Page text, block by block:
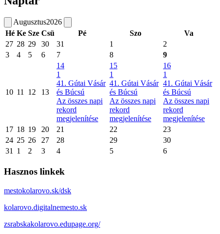
Augusztus2026
Hé Ke Sze Csü Pé Szo
Va
27 28 29 30 31 1
2
3
4 5 6 7 8 9
10 11 12 13
14
1
41. Gútai Vásár
és Búcsú
Az összes napi
rekord
megjelenítése
15
1
41. Gútai Vásár
és Búcsú
Az összes napi
rekord
megjelenítése
16
1
41. Gútai Vásár
és Búcsú
Az összes napi
rekord
megjelenítése
17 18 19 20 21 22
23
24 25 26 27 28 29
30
31
1 2 3 4 5 6
Hasznos linkek
mestokolarovo.sk/dsk
kolarovo.digitalnemesto.sk
zsrabskakolarovo.edupage.org/